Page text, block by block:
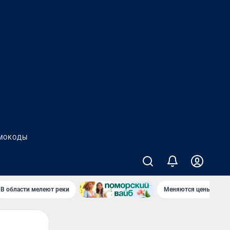
В области мелеют реки Меняются цены в